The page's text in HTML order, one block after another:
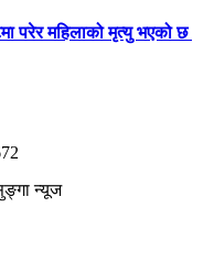
परेर महिलाको मृत्यु भएको छ
न्यूज